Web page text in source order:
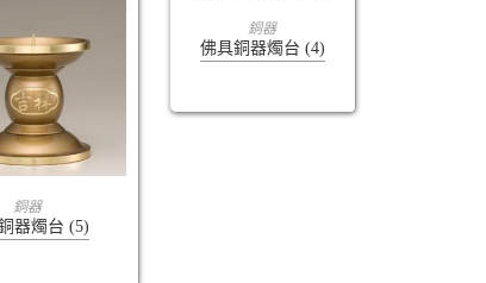
查看內容
銅器
器燭台 (5)
查看內容
銅器
佛具銅器燭台 (4)